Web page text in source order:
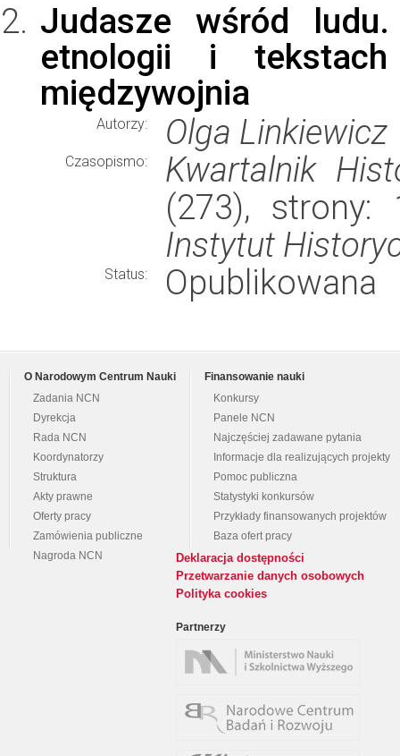
Judasze wśród
etnologii i
międzywojnia
Autorzy: Olga Linkiewicz
Czasopismo:
Kwartalnik
(273), strony:
Instytut
Status: Opublikowana
O Narodowym Centrum Nauki
Zadania NCN
Dyrekcja
Rada NCN
Koordynatorzy
Struktura
Akty prawne
Oferty pracy
Zamówienia publiczne
Nagroda NCN
Finansowanie nauki
Konkursy
Panele NCN
Najczęściej zadawane pytania
Informacje dla realizujących projekty
Pomoc publiczna
Statystyki konkursów
Przykłady finansowanych projektów
Baza ofert pracy
Deklaracja dostępności
Przetwarzanie danych osobowych
Polityka cookies
Partnerzy